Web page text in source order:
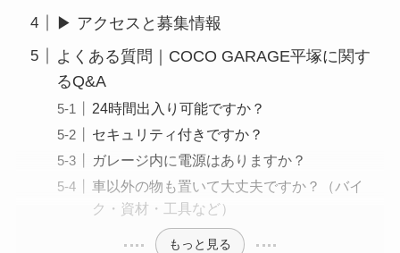
▶ アクセスと募集情報
よくある質問｜COCO GARAGE平塚に関す
るQ&A
24時間出入り可能ですか？
セキュリティ付きですか？
ガレージ内に電源はありますか？
車以外の物も置いて大丈夫ですか？（バイ
ク・資材・工具など）
もっと見る